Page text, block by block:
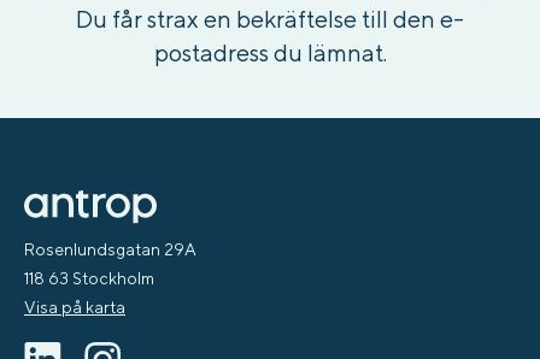
Du får strax en bekräftelse till den e-
postadress du lämnat.
Rosenlundsgatan 29A
118 63 Stockholm
Visa på karta